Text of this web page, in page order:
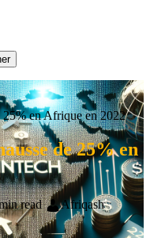
25% en Afrique en 2022
de 25% en
read
Afriqash